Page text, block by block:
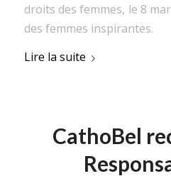
droits des femmes, le 8
des femmes inspirantes.
Lire la suite
CathoBel